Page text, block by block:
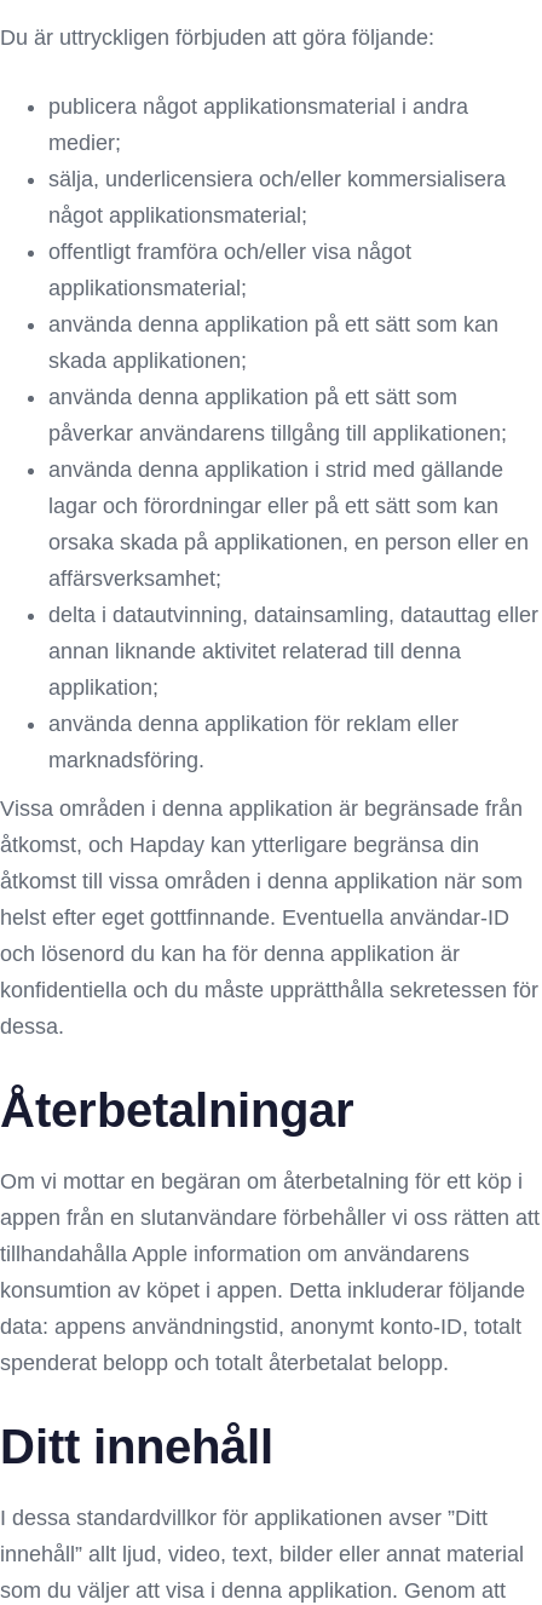
Du är uttryckligen förbjuden att göra följande:
publicera något applikationsmaterial i andra
medier;
sälja, underlicensiera och/eller kommersialisera
något applikationsmaterial;
offentligt framföra och/eller visa något
applikationsmaterial;
använda denna applikation på ett sätt som kan
skada applikationen;
använda denna applikation på ett sätt som
påverkar användarens tillgång till applikationen;
använda denna applikation i strid med gällande
lagar och förordningar eller på ett sätt som kan
orsaka skada på applikationen, en person eller en
affärsverksamhet;
delta i datautvinning, datainsamling, datauttag eller
annan liknande aktivitet relaterad till denna
applikation;
använda denna applikation för reklam eller
marknadsföring.
Vissa områden i denna applikation är begränsade från
åtkomst, och Hapday kan ytterligare begränsa din
åtkomst till vissa områden i denna applikation när som
helst efter eget gottfinnande. Eventuella användar-ID
och lösenord du kan ha för denna applikation är
konfidentiella och du måste upprätthålla sekretessen för
dessa.
Återbetalningar
Om vi mottar en begäran om återbetalning för ett köp i
appen från en slutanvändare förbehåller vi oss rätten att
tillhandahålla Apple information om användarens
konsumtion av köpet i appen. Detta inkluderar följande
data: appens användningstid, anonymt konto-ID, totalt
spenderat belopp och totalt återbetalat belopp.
Ditt innehåll
I dessa standardvillkor för applikationen avser ”Ditt
innehåll” allt ljud, video, text, bilder eller annat material
som du väljer att visa i denna applikation. Genom att